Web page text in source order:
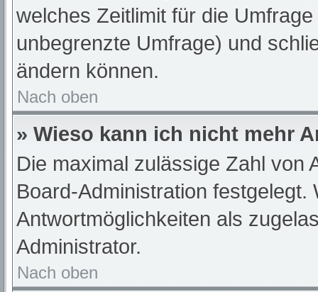
welches Zeitlimit für die
unbegrenzte Umfrage) und
ändern können.
Nach oben
» Wieso kann ich nicht mehr
Die maximal zulässige Zahl von
Board-Administration festgelegt.
Antwortmöglichkeiten als
Administrator.
Nach oben